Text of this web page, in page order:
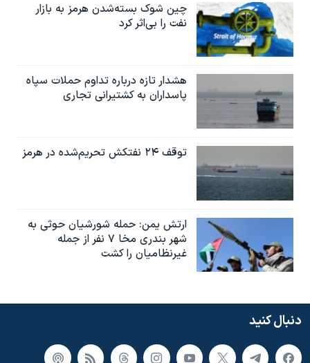
چین شوک بسته‌شدن هرمز به بازار
نفت را بی‌اثر کرد
هشدار تازه درباره تداوم حملات سپاه
پاسداران به کشتیرانی تجاری
توقف ۲۴ نفتکش تحریم‌شده در هرمز
ارتش یمن: حمله شورشیان حوثی به
شهر بندری مخا ۷ نفر از جمله
غیرنظامیان را کشت
دنبال کنید